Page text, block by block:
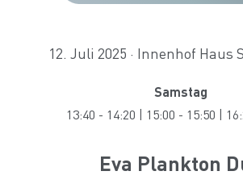
12. Juli 2025 · Innenhof Haus
Samstag
13:40 - 14:20 | 15:00 - 15:50 |
Eva Plankton